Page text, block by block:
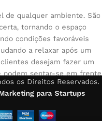
de qualquer ambiente. São
tornando o espaço
condições favoráveis
a relaxar após um
desejam fazer um
podem sentar-se em frente
organizar os móveis da
os móveis que gostam. A
de móveis: móveis
os Direitos Reservados.
para Startups